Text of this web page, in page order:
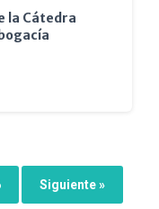
la Cátedra
Siguiente »